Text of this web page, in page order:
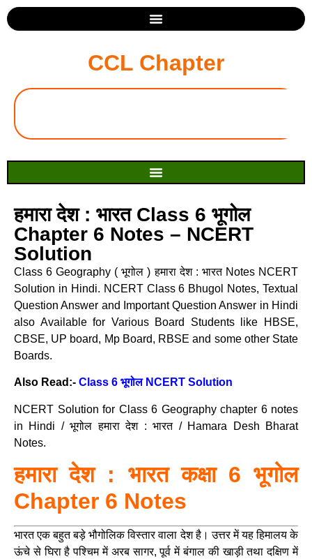
CCL Chapter
हमारा देश : भारत Class 6 भूगोल
Chapter 6 Notes – NCERT
Solution
Class 6 Geography ( भूगोल ) हमारा देश : भारत Notes NCERT
Solution in Hindi. NCERT Class 6 Bhugol Notes, Textual
Question Answer and Important Question Answer in Hindi
also Available for Various Board Students like HBSE,
CBSE, UP board, Mp Board, RBSE and some other State
Boards.
Also Read:- Class 6 भूगोल NCERT Solution
NCERT Solution for Class 6 Geography chapter 6 notes
in Hindi / भूगोल हमारा देश : भारत / Hamara Desh Bharat
Notes.
हमारा देश : भारतकक्षा 6 भूगोल
Chapter 6 Notes
भारत एक बहुत बड़े भौगोलिक विस्तार वाला देश है। उत्तर में यह हिमालय के
ऊंचे से घिरा है पश्चिम में अरब सागर, पूर्व में बंगाल की खाड़ी तथा दक्षिण में